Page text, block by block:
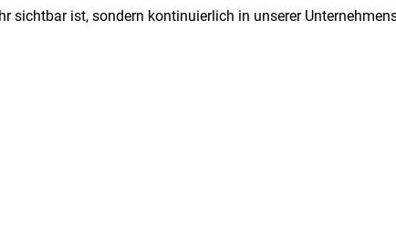
sichtbar ist, sondern kontinuierlich in unserer